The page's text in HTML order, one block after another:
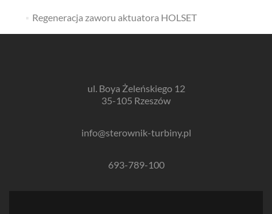
Regeneracja zaworu aktuatora HOLSET
ul. Boya Żeleńskiego 12
35-105 Rzeszów
info@sterownik-turbiny.pl
693-789-100